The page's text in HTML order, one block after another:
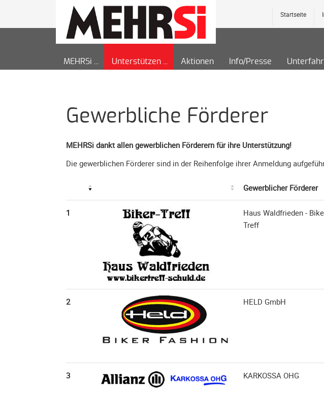
Startseite
MEHRSi Unterstützen Aktionen Info/Presse
Gewerbliche Förderer
MEHRSi dankt allen gewerblichen Förderern für ihre Unterstützung!
Die gewerblichen Förderer sind in der Reihenfolge ihrer Anmeldung
Gewerblicher Förderer
1
Haus Waldfrieden -
Treff
2 HELD GmbH
3 KARKOSSA OHG